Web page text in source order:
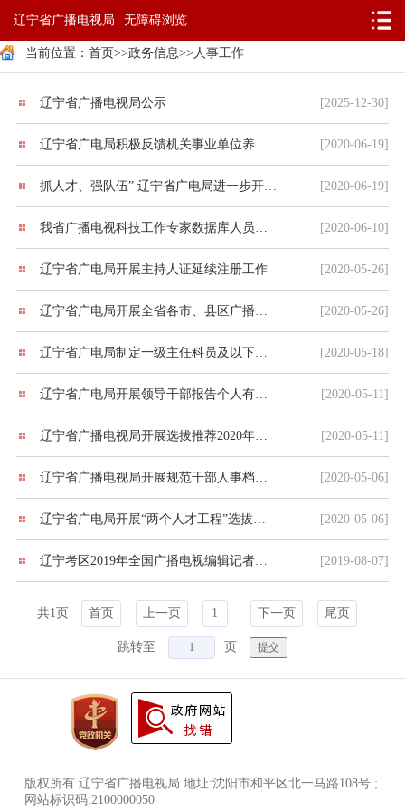
辽宁省广播电视局 无障碍浏览
当前位置： 首页>>政务信息>> 人事工作
辽宁省广播电视局公示 [2025-12-30]
辽宁省广电局积极反馈机关事业单位养老保险制度改革工作情况 [2020-06-19]
抓人才、强队伍” 辽宁省广电局进一步开拓培训渠道 [2020-06-19]
我省广播电视科技工作专家数据库人员推荐工作顺利完成 [2020-06-10]
辽宁省广电局开展主持人证延续注册工作 [2020-05-26]
辽宁省广电局开展全省各市、县区广播电视台薪酬发放困难单位统计工作 [2020-05-26]
辽宁省广电局制定一级主任科员及以下职级晋升实施办法 [2020-05-18]
辽宁省广电局开展领导干部报告个人有关事项收集录入工作 [2020-05-11]
辽宁省广播电视局开展选拔推荐2020年享受国务院政府特殊津贴人员工作 [2020-05-11]
辽宁省广播电视局开展规范干部人事档案管理工作 [2020-05-06]
辽宁省广电局开展“两个人才工程”选拔推荐工作 [2020-05-06]
辽宁考区2019年全国广播电视编辑记者、 播音员主持人资格考试公告 [2019-08-07]
共1页 首页 上一页 1 下一页 尾页
跳转至 页
版权所有 辽宁省广播电视局 地址:沈阳市和平区北一马路108号 ;
网站标识码:2100000050